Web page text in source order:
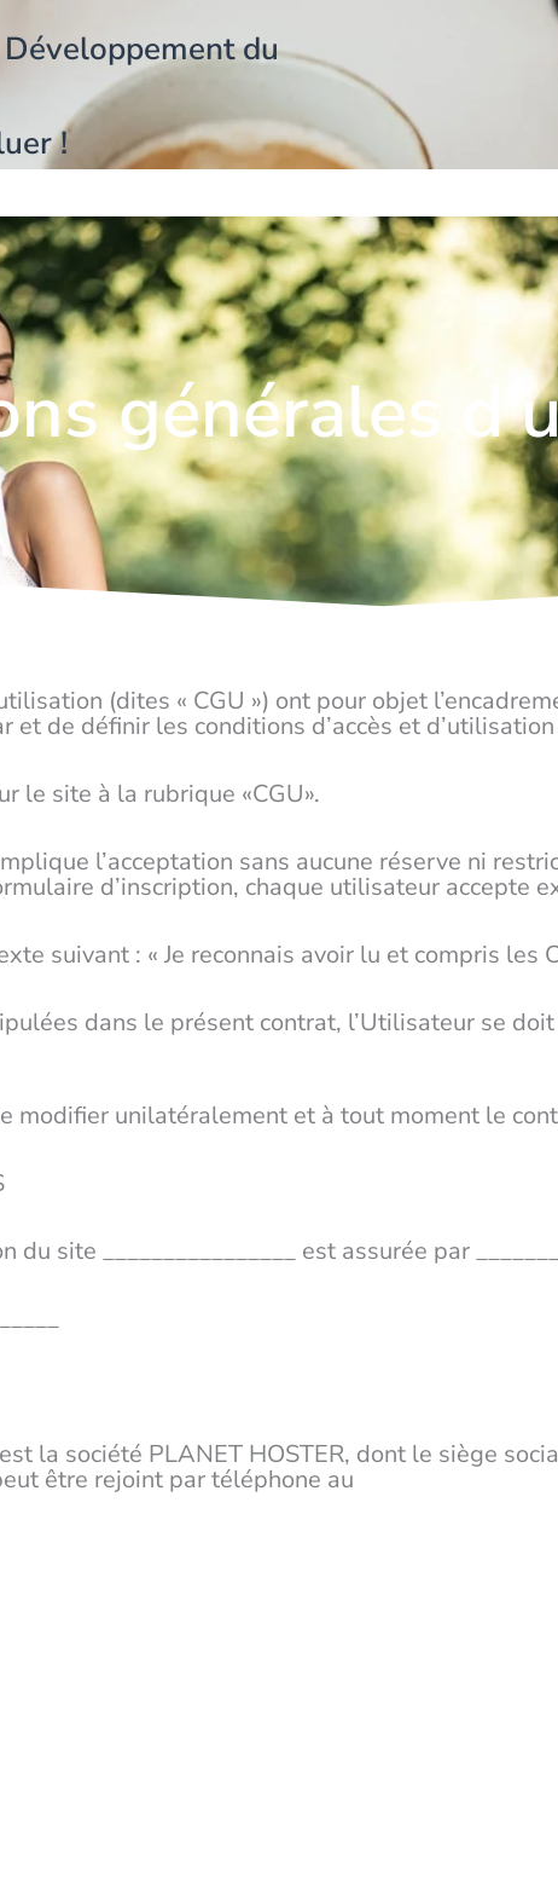
COACHING FORMATIONS DIAGNOSTIC TALENT
générales
(dites « CGU ») ont pour objet
de définir les conditions d’accès et
le site à la rubrique «CGU».
l’acceptation sans aucune réserve ni
d’inscription, chaque utilisateur accepte
suivant : « Je reconnais avoir lu et compris les
dans le présent contrat, l’Utilisateur se doit
modifier unilatéralement et à tout moment le
site ________________ est assurée par
est la société PLANET HOSTER, dont le siège
être rejoint par téléphone au
du
!